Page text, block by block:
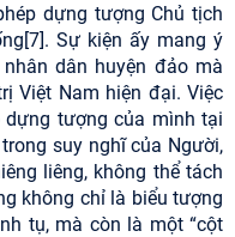
dựng tượng Chủ tịch
[7]. Sự kiện ấy mang ý
dân huyện đảo mà
Việt Nam hiện đại. Việc
tượng của mình tại
suy nghĩ của Người,
liêng, không thể tách
không chỉ là biểu tượng
tụ, mà còn là một “cột